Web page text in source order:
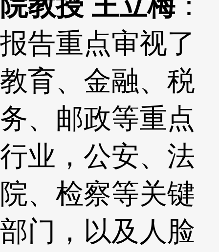
报告重点审视了
教育、金融、税
务、邮政等重点
行业，公安、法
院、检察等关键
部门，以及人脸